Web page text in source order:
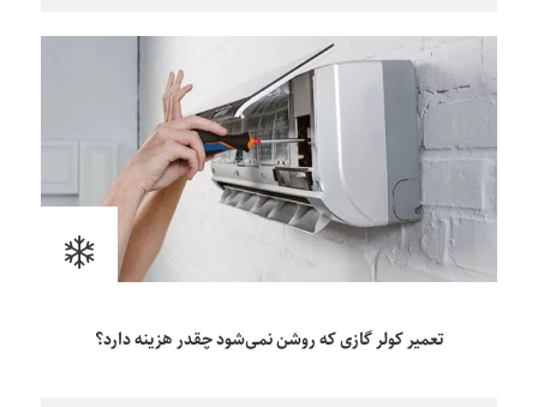
تعمیر کولر گازی که روشن نمی‌شود چقدر هزینه دارد؟